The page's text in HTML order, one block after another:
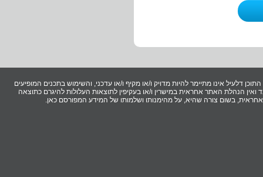
דלעיל אינו מתיימר להיות מדויק ו/או מקיף ו/או עדכני, והשימוש בתכנים המופיעים
הנהלת האתר אחראית במישרין ו/או בעקיפין לתוצאות העלולות להיגרם כתוצאה
בשום צורה שהיא, על מהימנותו ושלמותו של המידע המפורסם כאן.